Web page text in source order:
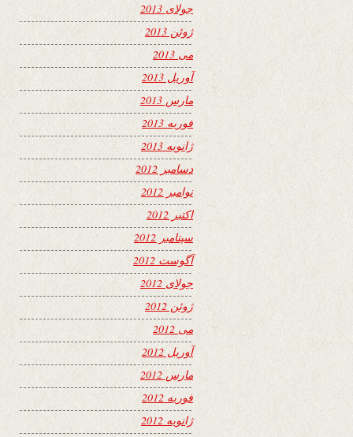
جولای 2013
ژوئن 2013
می 2013
آوریل 2013
مارس 2013
فوریه 2013
ژانویه 2013
دسامبر 2012
نوامبر 2012
اکتبر 2012
سپتامبر 2012
آگوست 2012
جولای 2012
ژوئن 2012
می 2012
آوریل 2012
مارس 2012
فوریه 2012
ژانویه 2012